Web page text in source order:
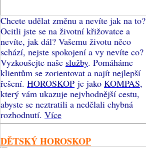
Chcete udělat změnu a nevíte jak na to?
Ocitli jste se na životní křižovatce a
nevíte, jak dál? Vašemu životu něco
schází, nejste spokojení a vy nevíte co?
Vyzkoušejte naše služby. Pomáháme
klientům se zorientovat a najít nejlepší
řešení. HOROSKOP je jako KOMPAS,
který vám ukazuje nejvhodnější cestu,
abyste se neztratili a nedělali chybná
rozhodnutí. Více
DĚTSKÝ HOROSKOP